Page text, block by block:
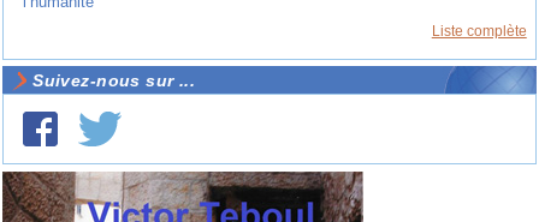
Liste complète
Suivez-nous sur ...